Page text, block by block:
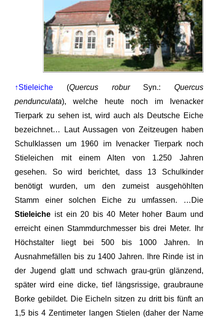
↑Stieleiche (Quercus roburSyn.: Quercus
pendunculata), welche heute noch im Ivenacker
Tierpark zu sehen ist, wird auch als Deutsche Eiche
bezeichnet… Laut Aussagen von Zeitzeugen haben
Schulklassen um 1960 im Ivenacker Tierpark noch
Stieleichen mit einem Alten von 1.250 Jahren
gesehen. So wird berichtet, dass 13 Schulkinder
benötigt wurden, um den zumeist ausgehöhlten
Stamm einer solchen Eiche zu umfassen. …Die
Stieleiche ist ein 20 bis 40 Meter hoher Baum und
erreicht einen Stammdurchmesser bis drei Meter. Ihr
Höchstalter liegt bei 500 bis 1000 Jahren. In
Ausnahmefällen bis zu 1400 Jahren. Ihre Rinde ist in
der Jugend glatt und schwach grau-grün glänzend,
später wird eine dicke, tief längsrissige, graubraune
Borke gebildet. Die Eicheln sitzen zu dritt bis fünft an
1,5 bis 4 Zentimeter langen Stielen (daher der Name